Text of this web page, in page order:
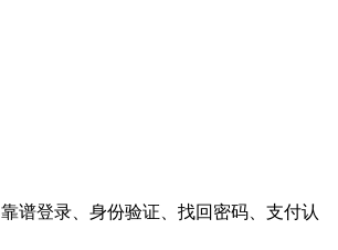
谱登录、身份验证、找回密码、支付认